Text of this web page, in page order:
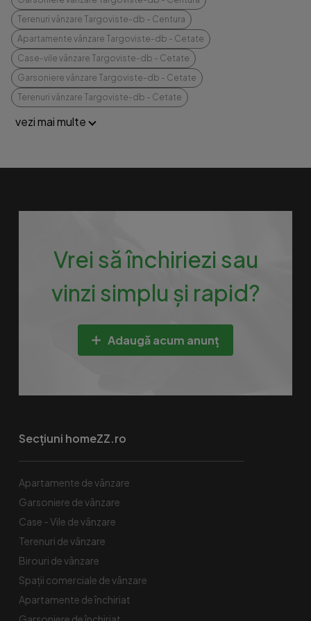
Terenuri vânzare Targoviste-db - Centura
Apartamente vânzare Targoviste-db - Cetate
Case-vile vânzare Targoviste-db - Cetate
Garsoniere vânzare Targoviste-db - Cetate
Terenuri vânzare Targoviste-db - Cetate
vezi mai multe
Vrei să închiriezi sau
vinzi simplu și rapid?
Adaugă acum anunț
Secțiuni homeZZ.ro
Apartamente de vânzare
Garsoniere de vânzare
Case - Vile de vânzare
Terenuri de vânzare
Birouri de vânzare
Spaţii comerciale de vânzare
Apartamente de închiriat